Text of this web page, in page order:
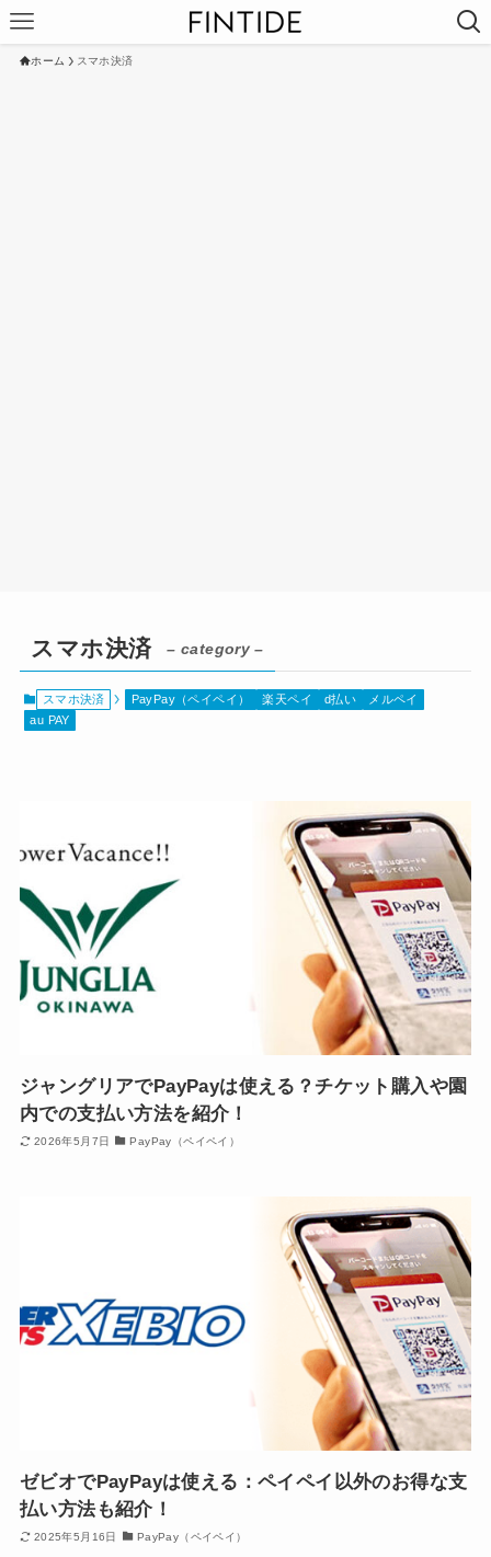
ホーム スマホ決済
スマホ決済 – category –
スマホ決済 PayPay（ペイペイ） 楽天ペイ d払い
メルペイ
au PAY
ジャングリアでPayPayは使える？チケット購入や園
内での支払い方法を紹介！
2026年5月7日 PayPay（ペイペイ）
ゼビオでPayPayは使える：ペイペイ以外のお得な支
払い方法も紹介！
2025年5月16日 PayPay（ペイペイ）